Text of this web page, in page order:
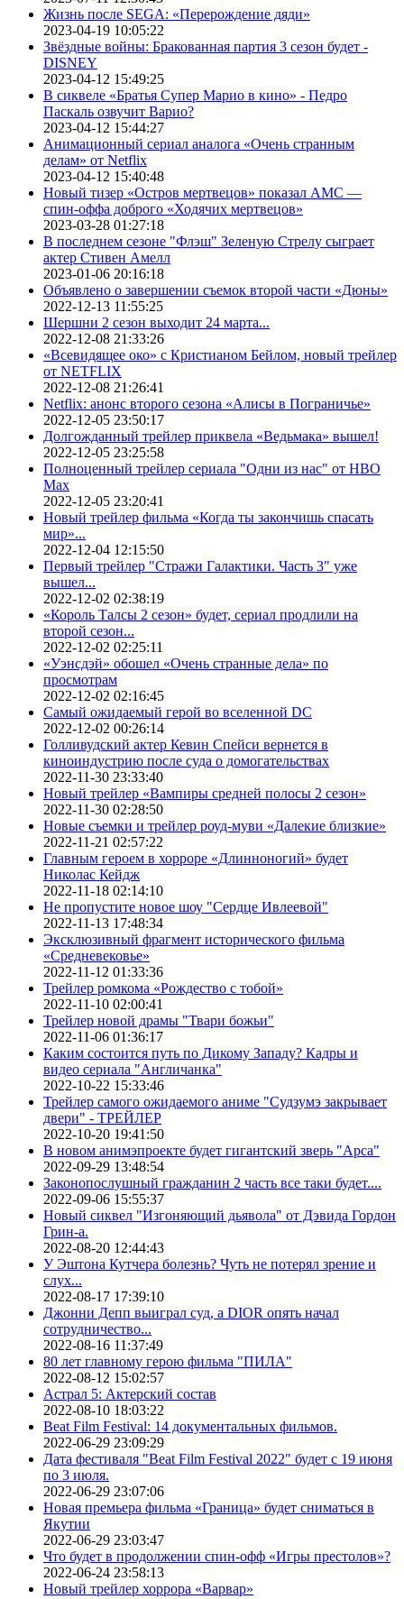
Жизнь после SEGA: «Перерождение дяди»
2023-04-19 10:05:22
Звёздные войны: Бракованная партия 3 сезон будет -
DISNEY
2023-04-12 15:49:25
В сиквеле «Братья Супер Марио в кино» - Педро
Паскаль озвучит Варио?
2023-04-12 15:44:27
Анимационный сериал аналога «Очень странным
делам» от Netflix
2023-04-12 15:40:48
Новый тизер «Остров мертвецов» показал АМС —
спин-оффа доброго «Ходячих мертвецов»
2023-03-28 01:27:18
В последнем сезоне "Флэш" Зеленую Стрелу сыграет
актер Стивен Амелл
2023-01-06 20:16:18
Объявлено о завершении съемок второй части «Дюны»
2022-12-13 11:55:25
Шершни 2 сезон выходит 24 марта...
2022-12-08 21:33:26
«Всевидящее око» с Кристианом Бейлом, новый трейлер
от NETFLIX
2022-12-08 21:26:41
Netflix: анонс второго сезона «Алисы в Пограничье»
2022-12-05 23:50:17
Долгожданный трейлер приквела «Ведьмака» вышел!
2022-12-05 23:25:58
Полноценный трейлер сериала "Одни из нас" от HBO
Max
2022-12-05 23:20:41
Новый трейлер фильма «Когда ты закончишь спасать
мир»...
2022-12-04 12:15:50
Первый трейлер "Стражи Галактики. Часть 3" уже
вышел...
2022-12-02 02:38:19
«Король Талсы 2 сезон» будет, сериал продлили на
второй сезон...
2022-12-02 02:25:11
«Уэнсдэй» обошел «Очень странные дела» по
просмотрам
2022-12-02 02:16:45
Самый ожидаемый герой во вселенной DC
2022-12-02 00:26:14
Голливудский актер Кевин Спейси вернется в
киноиндустрию после суда о домогательствах
2022-11-30 23:33:40
Новый трейлер «Вампиры средней полосы 2 сезон»
2022-11-30 02:28:50
Новые съемки и трейлер роуд-муви «Далекие близкие»
2022-11-21 02:57:22
Главным героем в хорроре «Длинноногий» будет
Николас Кейдж
2022-11-18 02:14:10
Не пропустите новое шоу "Сердце Ивлеевой"
2022-11-13 17:48:34
Эксклюзивный фрагмент исторического фильма
«Средневековье»
2022-11-12 01:33:36
Трейлер ромкома «Рождество с тобой»
2022-11-10 02:00:41
Трейлер новой драмы "Твари божьи"
2022-11-06 01:36:17
Каким состоится путь по Дикому Западу? Кадры и
видео сериала "Англичанка"
2022-10-22 15:33:46
Трейлер самого ожидаемого аниме "Судзумэ закрывает
двери" - ТРЕЙЛЕР
2022-10-20 19:41:50
В новом анимэпроекте будет гигантский зверь "Арса"
2022-09-29 13:48:54
Законопослушный гражданин 2 часть все таки будет....
2022-09-06 15:55:37
Новый сиквел "Изгоняющий дьявола" от Дэвида Гордон
Грин-а.
2022-08-20 12:44:43
У Эштона Кутчера болезнь? Чуть не потерял зрение и
слух...
2022-08-17 17:39:10
Джонни Депп выиграл суд, а DIOR опять начал
сотрудничество...
2022-08-16 11:37:49
80 лет главному герою фильма "ПИЛА"
2022-08-12 15:02:57
Астрал 5: Актерский состав
2022-08-10 18:03:22
Beat Film Festival: 14 документальных фильмов.
2022-06-29 23:09:29
Дата фестиваля "Beat Film Festival 2022" будет с 19 июня
по 3 июля.
2022-06-29 23:07:06
Новая премьера фильма «Граница» будет сниматься в
Якутии
2022-06-29 23:03:47
Что будет в продолжении спин-офф «Игры престолов»?
2022-06-24 23:58:13
Новый трейлер хоррора «Варвар»